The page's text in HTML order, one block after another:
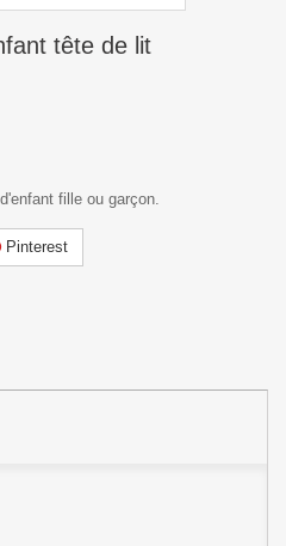
tête de lit
fille ou garçon.
Pinterest